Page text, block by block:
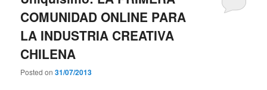
COMUNIDAD ONLINE PARA
LA INDUSTRIA CREATIVA
CHILENA
Posted on31/07/2013